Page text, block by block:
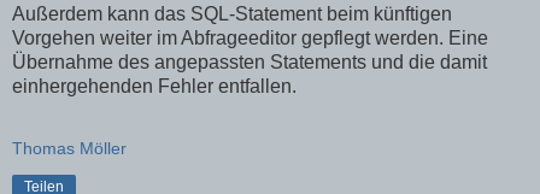
Außerdem kann das SQL-Statement beim künftigen
Vorgehen weiter im Abfrageeditor gepflegt werden. Eine
Übernahme des angepassten Statements und die damit
einhergehenden Fehler entfallen.
Thomas Möller
Teilen